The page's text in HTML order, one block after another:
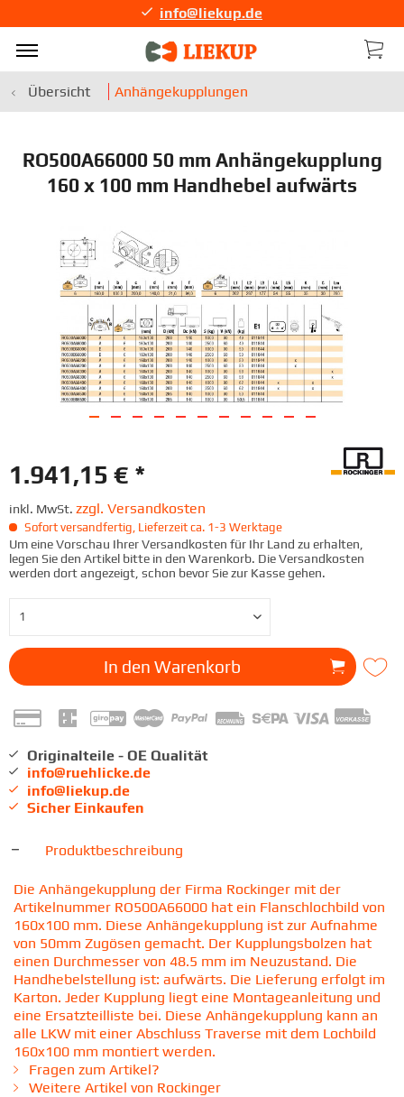
info@liekup.de
Übersicht Anhängekupplungen
RO500A66000 50 mm Anhängekupplung
160 x 100 mm Handhebel aufwärts
1.941,15 € *
inkl. MwSt. zzgl. Versandkosten
Sofort versandfertig, Lieferzeit ca. 1-3 Werktage
Um eine Vorschau Ihrer Versandkosten für Ihr Land zu erhalten,
legen Sie den Artikel bitte in den Warenkorb. Die Versandkosten
werden dort angezeigt, schon bevor Sie zur Kasse gehen.
In den Warenkorb
Originalteile - OE Qualität
info@ruehlicke.de
info@liekup.de
Sicher Einkaufen
Produktbeschreibung
Die Anhängekupplung der Firma Rockinger mit der
Artikelnummer RO500A66000 hat ein Flanschlochbild von
160x100 mm. Diese Anhängekupplung ist zur Aufnahme
von 50mm Zugösen gemacht. Der Kupplungsbolzen hat
einen Durchmesser von 48.5 mm im Neuzustand. Die
Handhebelstellung ist: aufwärts. Die Lieferung erfolgt im
Karton. Jeder Kupplung liegt eine Montageanleitung und
eine Ersatzteilliste bei. Diese Anhängekupplung kann an
alle LKW mit einer Abschluss Traverse mit dem Lochbild
160x100 mm montiert werden.
Fragen zum Artikel?
Weitere Artikel von Rockinger